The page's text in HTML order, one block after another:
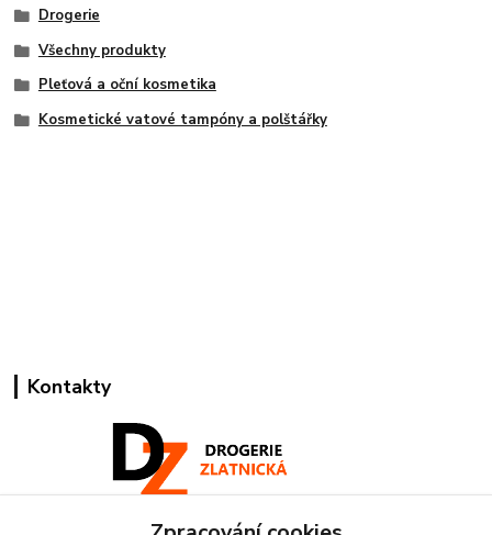
Drogerie
Všechny produkty
Pleťová a oční kosmetika
Kosmetické vatové tampóny a polštářky
Kontakty